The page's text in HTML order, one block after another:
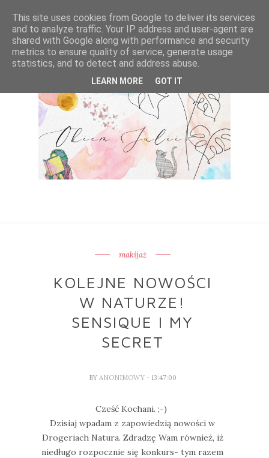
makijaż
KOLEJNE NOWOŚCI
W NATURZE!
SENSIQUE I MY
SECRET
BY ANONIMOWY - 13:47:00
Cześć Kochani. ;-)
Dzisiaj wpadam z zapowiedzią nowości w
Drogeriach Natura. Zdradzę Wam również, iż
niedługo rozpocznie się konkurs- tym razem
This site uses cookies from Google to deliver its services
and to analyze traffic. Your IP address and user-agent are
shared with Google along with performance and security
metrics to ensure quality of service, generate usage
statistics, and to detect and address abuse.
LEARN MORE GOT IT